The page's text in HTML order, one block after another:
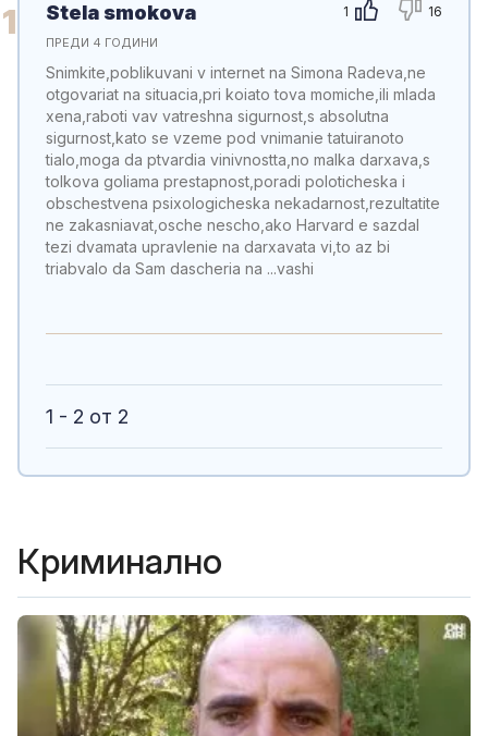
1 1 16
Stela smokova
ПРЕДИ 4 ГОДИНИ
Snimkite,poblikuvani v internet na Simona Radeva,ne
otgovariat na situacia,pri koiato tova momiche,ili mlada
xena,raboti vav vatreshna sigurnost,s absolutna
sigurnost,kato se vzeme pod vnimanie tatuiranoto
tialo,moga da ptvardia vinivnostta,no malka darxava,s
tolkova goliama prestapnost,poradi poloticheska i
obschestvena psixologicheska nekadarnost,rezultatite
ne zakasniavat,osche nescho,ako Harvard e sazdal
tezi dvamata upravlenie na darxavata vi,to az bi
triabvalo da Sam dascheria na ...vashi
1 - 2 от 2
Криминално